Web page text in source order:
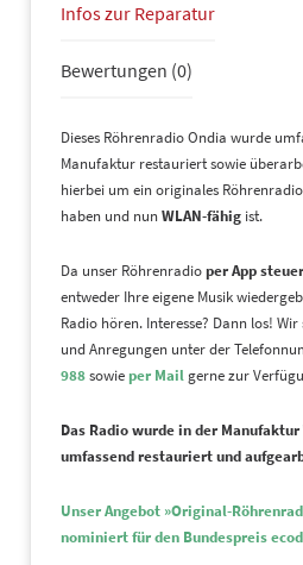
Infos zur Reparatur
Bewertungen (0)
Dieses Röhrenradio Ondia wurde
Manufaktur restauriert sowie
hierbei um ein originales
haben und nunWLAN-fähig ist.
Da unser Röhrenradioper App
entweder Ihre eigene Musik
Radio hören. Interesse? Dann los!
und Anregungen unter der
988sowieper Mail gerne zur
Das Radio wurde in der Manufaktur
umfassend restauriert und
Unser Angebot »Original-
nominiert für den Bundespreis